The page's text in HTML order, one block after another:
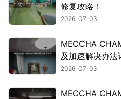
修复攻略！
2026-07-03
MECCHA
及加速解决办法
2026-07-03
MECCHA